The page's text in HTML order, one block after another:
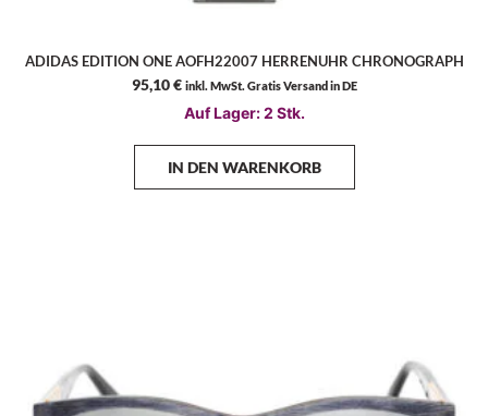
ADIDAS EDITION ONE AOFH22007 HERRENUHR CHRONOGRAPH
95,10€ inkl. MwSt. Gratis Versand in DE
Auf Lager: 2 Stk.
IN DEN WARENKORB